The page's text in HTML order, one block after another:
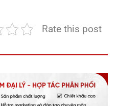
Rate this post